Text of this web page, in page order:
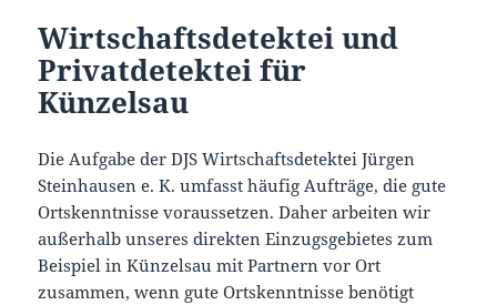
Wirtschaftsdetektei und
Privatdetektei für
Künzelsau
Die Aufgabe der DJS Wirtschaftsdetektei Jürgen
Steinhausen e. K. umfasst häufig Aufträge, die gute
Ortskenntnisse voraussetzen. Daher arbeiten wir
außerhalb unseres direkten Einzugsgebietes zum
Beispiel in Künzelsau mit Partnern vor Ort
zusammen, wenn gute Ortskenntnisse benötigt